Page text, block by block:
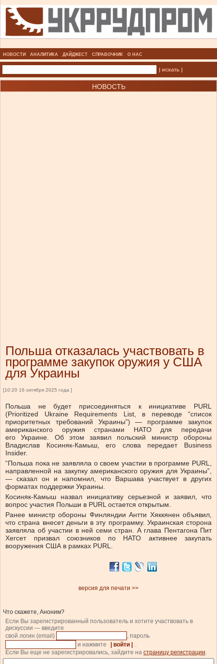
НОВОСТИ АНАЛИТИКА ДАЙДЖЕСТ СПРАВОЧНИК О НАС
| искать |
НОВОСТЬ
Польша отказалась участвовать в
программе закупок оружия у США
для Украины
[10:20 16 октября 2025 года ]
Польша не будет присоединяться к инициативе PURL
(Prioritized Ukraine Requirements List, в переводе “список
приоритетных требований Украины”) — программе закупок
американского оружия странами НАТО для передачи
его Украине. Об этом заявил польский министр обороны
Владислав Косиняк-Камыш, его слова передает Business
Insider.
“Польша пока не заявляла о своем участии в программе PURL,
направленной на закупку американского оружия для Украины”,
— сказал он и напомнил, что Варшава участвует в других
форматах поддержки Украины.
Косиняк-Камыш назвал инициативу серьезной и заявил, что
вопрос участия Польши в PURL остается открытым.
Ранее министр обороны Финляндии Антти Хяккянен объявил,
что страна внесет деньги в эту программу. Украинская сторона
заявляла об участии в ней семи стран. А глава Пентагона Пит
Хегсет призвал союзников по НАТО активнее закупать
вооружения США в рамках PURL.
версия для печати >>
Что скажете, Аноним?
Если Вы зарегистрированный пользователь и хотите участвовать в
дискуссии — введите
свой логин (email)
, пароль
и нажмите
| войти |
.
Если Вы еще не зарегистрировались, зайдите на страницу регистрации.